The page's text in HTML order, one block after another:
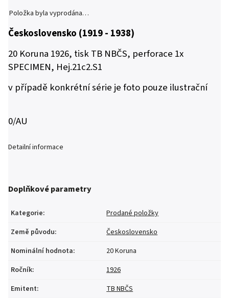
Položka byla vyprodána…
Československo (1919 - 1938)
20 Koruna 1926, tisk TB NBČS, perforace 1x
SPECIMEN, Hej.21c2.S1
v případě konkrétní série je foto pouze ilustrační
0/AU
Detailní informace
Doplňkové parametry
Kategorie:
Prodané položky
Země původu:
Československo
Nominální hodnota:
20 Koruna
Ročník:
1926
Emitent:
TB NBČS